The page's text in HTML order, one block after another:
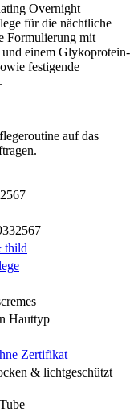
Overnight
für die nächtliche
Formulierung mit
einem Glykoprotein-
festigende
auf das
thild
Hauttyp
Zertifikat
& lichtgeschützt